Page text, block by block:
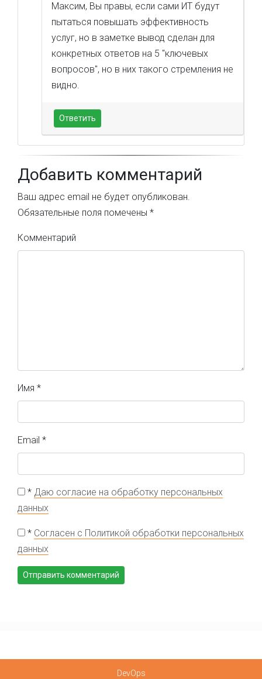
Максим, Вы правы, если сами ИТ будут
пытаться повышать эффективность
услуг, но в заметке вывод сделан для
конкретных ответов на 5 "ключевых
вопросов", но в них такого стремления не
видно.
Ответить
Добавить комментарий
Ваш адрес email не будет опубликован.
Обязательные поля помечены *
Комментарий
Имя *
Email *
* Даю согласие на обработку персональных
данных
* Согласен с Политикой обработки персональных
данных
DevOps